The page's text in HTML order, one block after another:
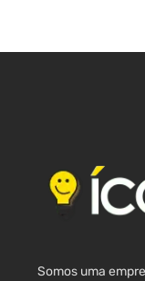
Somos uma